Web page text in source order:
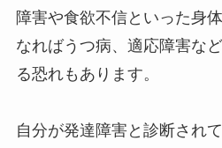
障害や食欲不信といった身
なればうつ病、適応障害な
る恐れもあります。
自分が発達障害と診断され